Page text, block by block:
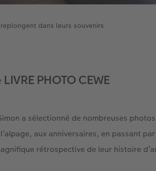
dans leurs souvenirs
PHOTO CEWE
a sélectionné de nombreuses
aux anniversaires, en passant
rétrospective de leur histoire